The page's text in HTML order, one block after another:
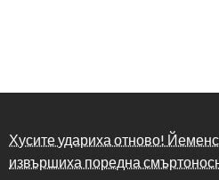
Хусите удариха отново!
извършиха поредна